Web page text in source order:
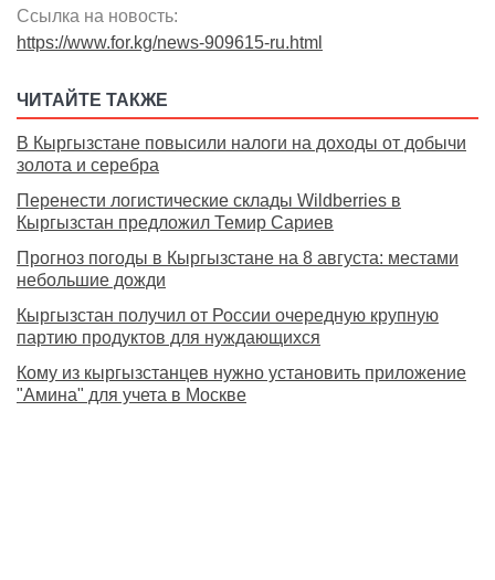
Ссылка на новость:
https://www.for.kg/news-909615-ru.html
ЧИТАЙТЕ ТАКЖЕ
В Кыргызстане повысили налоги на доходы от добычи
золота и серебра
Перенести логистические склады Wildberries в
Кыргызстан предложил Темир Сариев
Прогноз погоды в Кыргызстане на 8 августа: местами
небольшие дожди
Кыргызстан получил от России очередную крупную
партию продуктов для нуждающихся
Кому из кыргызстанцев нужно установить приложение
"Амина" для учета в Москве